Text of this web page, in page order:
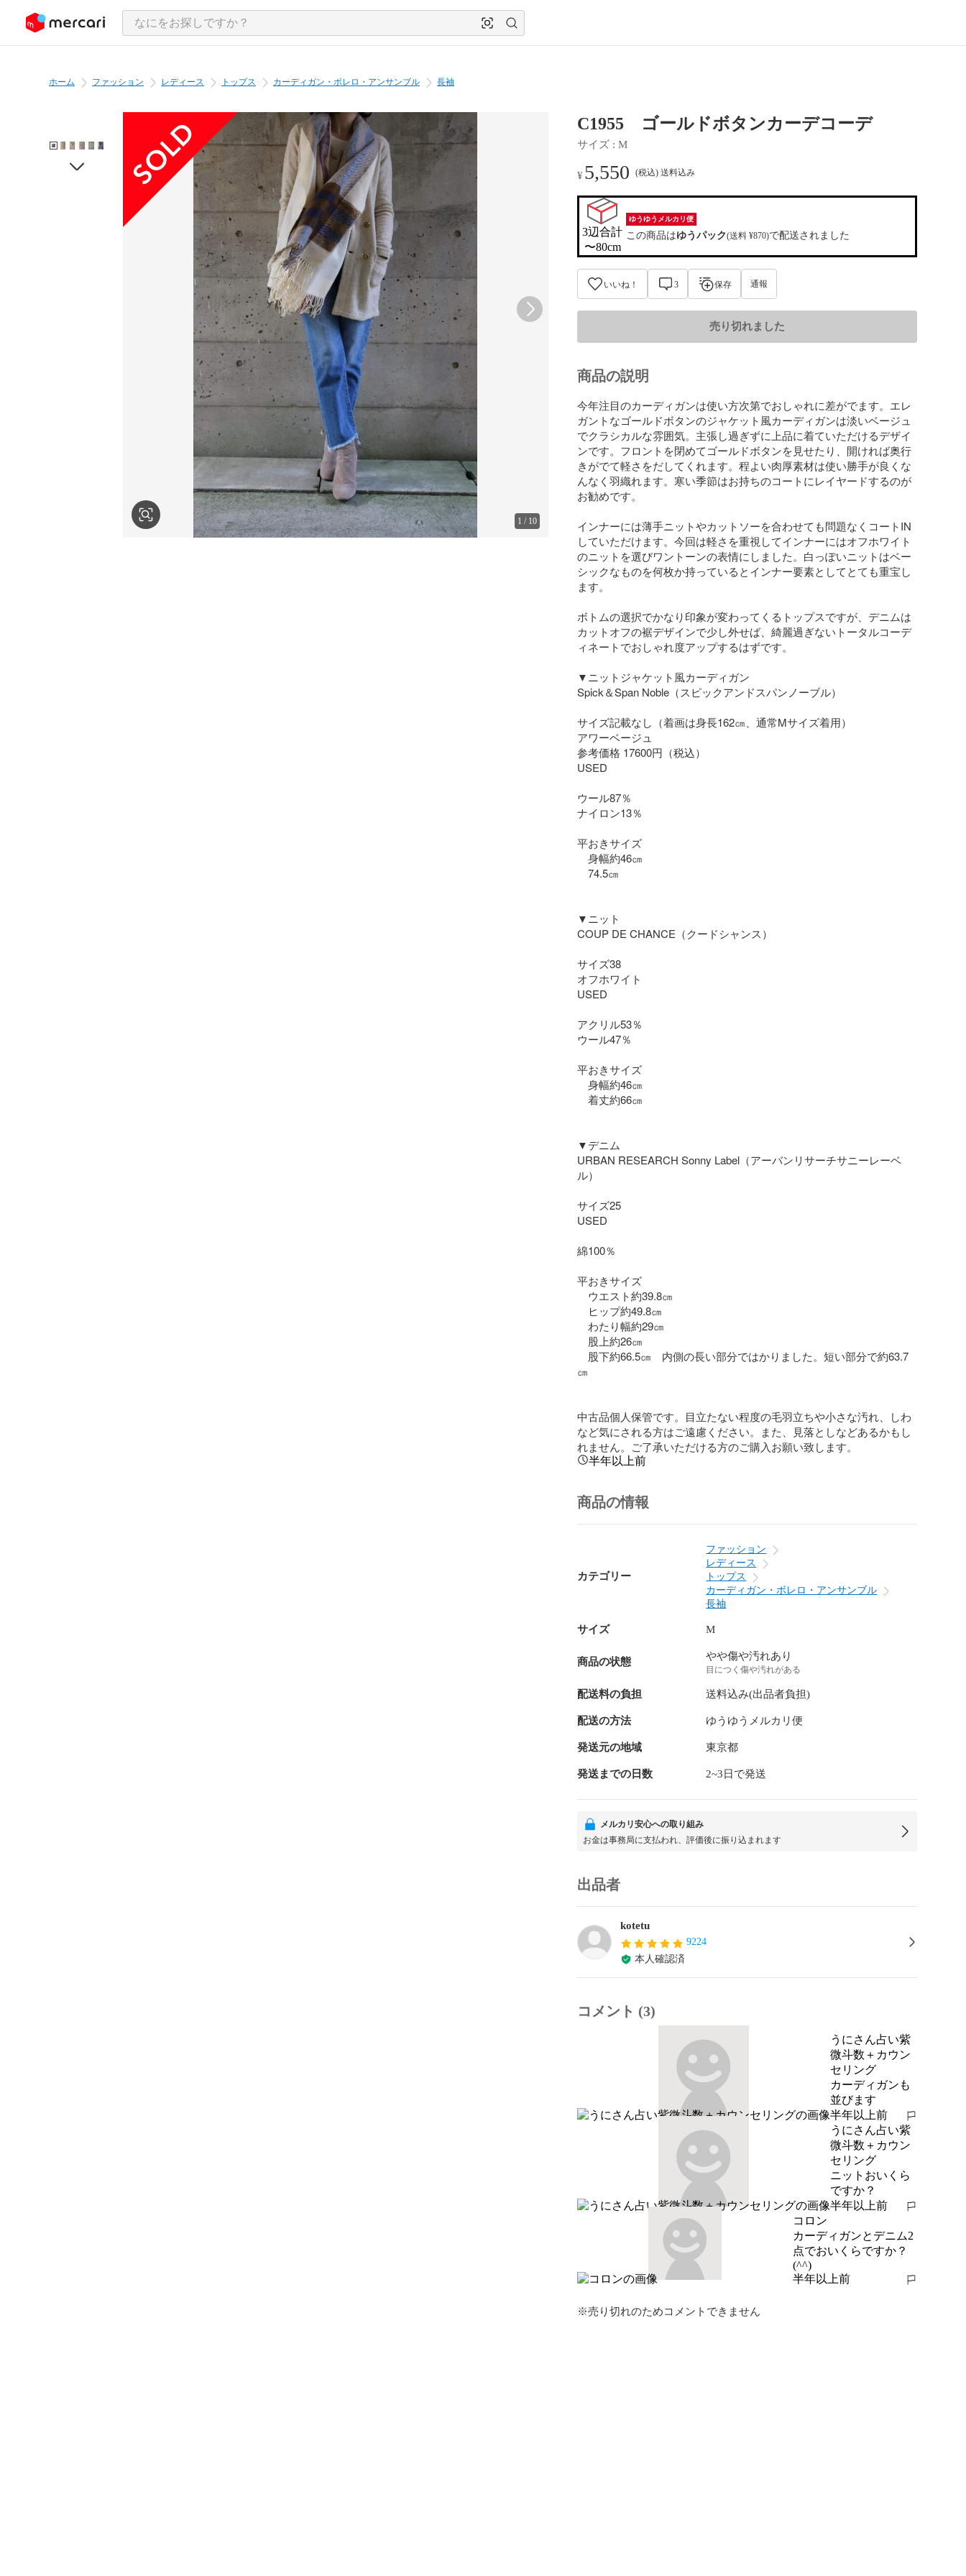
ツにスキップ
ホーム ファッション レディース トップス カーディガン・ボレロ・アンサンブル 長袖
1 / 10
C1955 ゴールドボタンカーデコーデ
サイズ : M
¥ 5,550 (税込) 送料込み
3辺合計
〜80cm
ゆうゆうメルカリ便
この商品はゆうパック(送料 ¥870)で配送されました
いいね！ 3 保存 通報
売り切れました
商品の説明
今年注目のカーディガンは使い方次第でおしゃれに差がでます。エレ
ガントなゴールドボタンのジャケット風カーディガンは淡いベージュ
でクラシカルな雰囲気。主張し過ぎずに上品に着ていただけるデザイ
ンです。フロントを閉めてゴールドボタンを見せたり、開ければ奥行
きがでて軽さをだしてくれます。程よい肉厚素材は使い勝手が良くな
んなく羽織れます。寒い季節はお持ちのコートにレイヤードするのが
お勧めです。
インナーには薄手ニットやカットソーを合わせても問題なくコートIN
していただけます。今回は軽さを重視してインナーにはオフホワイト
のニットを選びワントーンの表情にしました。白っぽいニットはベー
シックなものを何枚か持っているとインナー要素としてとても重宝し
ます。
ボトムの選択でかなり印象が変わってくるトップスですが、デニムは
カットオフの裾デザインで少し外せば、綺麗過ぎないトータルコーデ
ィネートでおしゃれ度アップするはずです。
▼ニットジャケット風カーディガン
Spick＆Span Noble（スピックアンドスパンノーブル）
サイズ記載なし（着画は身長162㎝、通常Mサイズ着用）
アワーベージュ
参考価格 17600円（税込）
USED
ウール87％
ナイロン13％
平おきサイズ
身幅約46㎝
74.5㎝
▼ニット
COUP DE CHANCE（クードシャンス）
サイズ38
オフホワイト
USED
アクリル53％
ウール47％
平おきサイズ
身幅約46㎝
着丈約66㎝
▼デニム
URBAN RESEARCH Sonny Label（アーバンリサーチサニーレーベ
ル）
サイズ25
USED
綿100％
平おきサイズ
ウエスト約39.8㎝
ヒップ約49.8㎝
わたり幅約29㎝
股上約26㎝
股下約66.5㎝　内側の長い部分ではかりました。短い部分で約63.7
㎝
中古品個人保管です。目立たない程度の毛羽立ちや小さな汚れ、しわ
など気にされる方はご遠慮ください。また、見落としなどあるかもし
れません。ご了承いただける方のご購入お願い致します。
半年以上前
商品の情報
カテゴリー
ファッション
レディース
トップス
カーディガン・ボレロ・アンサンブル
長袖
サイズ M
商品の状態 やや傷や汚れあり
目につく傷や汚れがある
配送料の負担 送料込み(出品者負担)
配送の方法 ゆうゆうメルカリ便
発送元の地域 東京都
発送までの日数 2~3日で発送
メルカリ安心への取り組み
お金は事務局に支払われ、評価後に振り込まれます
出品者
kotetu
9224
本人確認済
コメント (3)
うにさん占い紫
微斗数＋カウン
セリング
カーディガンも
並びます
半年以上前
報告する
うにさん占い紫
微斗数＋カウン
セリング
ニットおいくら
ですか？
半年以上前
報告する
コロン
カーディガンとデニム2
点でおいくらですか？
(^^)
半年以上前
報告する
※売り切れのためコメントできません